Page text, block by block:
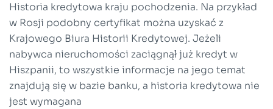
Historia kredytowa kraju pochodzenia. Na przykład
w Rosji podobny certyfikat można uzyskać z
Krajowego Biura Historii Kredytowej. Jeżeli
nabywca nieruchomości zaciągnął już kredyt w
Hiszpanii, to wszystkie informacje na jego temat
znajdują się w bazie banku, a historia kredytowa nie
jest wymagana